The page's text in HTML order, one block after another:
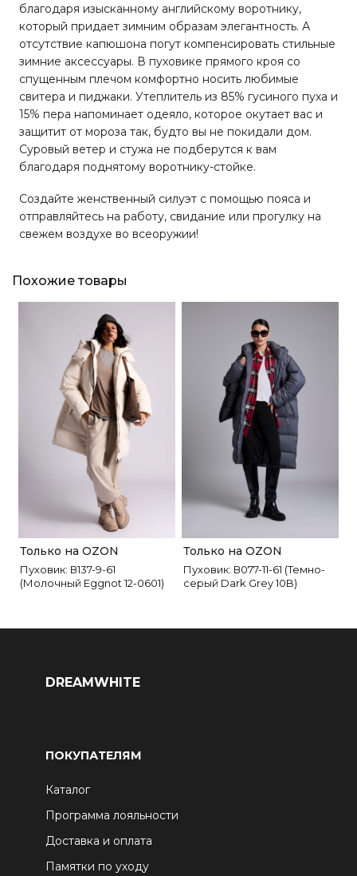
благодаря изысканному английскому воротнику,
который придает зимним образам элегантность. А
отсутствие капюшона погут компенсировать стильные
зимние аксессуары. В пуховике прямого кроя со
спущенным плечом комфортно носить любимые
свитера и пиджаки. Утеплитель из 85% гусиного пуха и
15% пера напоминает одеяло, которое окутает вас и
защитит от мороза так, будто вы не покидали дом.
Суровый ветер и стужа не подберутся к вам
благодаря поднятому воротнику-стойке.
Создайте женственный силуэт с помощью пояса и
отправляйтесь на работу, свидание или прогулку на
свежем воздухе во всеоружии!
Похожие товары
Пуховик: В137-9-61
(Молочный Eggnot 12-0601)
Только на OZON
Пуховик: В077-11-61 (Темно-
серый Dark Grey 10B)
Только на OZON
DREAMWHITE
ПОКУПАТЕЛЯМ
Каталог
Программа лояльности
Доставка и оплата
Памятки по уходу